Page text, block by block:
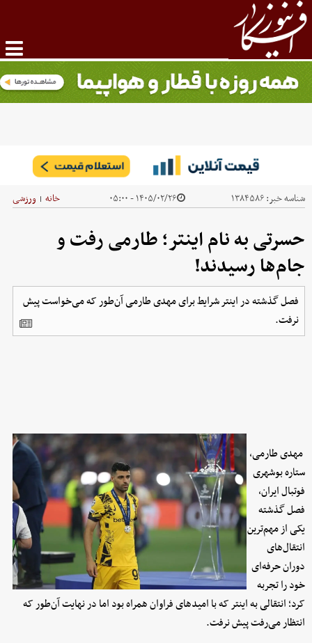
شناسه خبر:۱۳۸۴۵۸۶ ۱۴۰۵/۰۲/۲۶ - ۰۵:۰۰ خانه | ورزشی
حسرتی به نام اینتر؛ طارمی رفت و
جام‌ها رسیدند!
فصل گذشته در اینتر شرایط برای مهدی طارمی آن‌طور که می‌خواست پیش
نرفت.
مهدی طارمی،
ستاره بوشهری
فوتبال ایران،
فصل گذشته
یکی از مهم‌ترین
انتقال‌های
دوران حرفه‌ای
خود را تجربه
کرد؛ انتقالی به اینتر که با امیدهای فراوان همراه بود اما در نهایت آن‌طور که
انتظار می‌رفت پیش نرفت.